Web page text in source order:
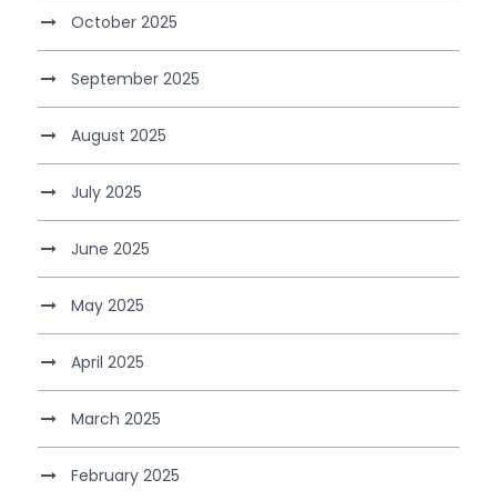
October 2025
September 2025
August 2025
July 2025
June 2025
May 2025
April 2025
March 2025
February 2025